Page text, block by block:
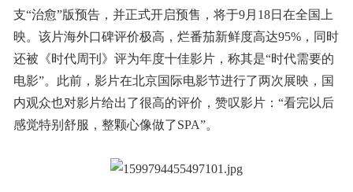
支“治愈”版预告，并正式开启预售，将于9月18日在全国上
映。该片海外口碑评价极高，烂番茄新鲜度高达95%，同时
还被《时代周刊》评为年度十佳影片，称其是“时代需要的
电影”。此前，影片在北京国际电影节进行了两次展映，国
内观众也对影片给出了很高的评价，赞叹影片：“看完以后
感觉特别舒服，整颗心像做了SPA”。